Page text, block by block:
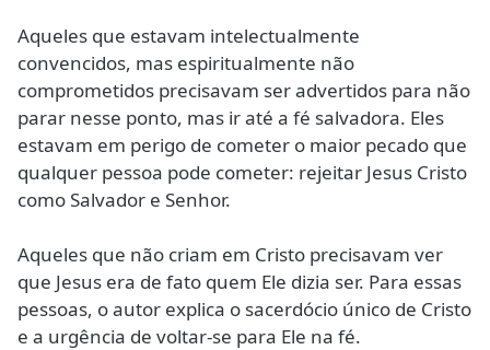
Aqueles que estavam intelectualmente
convencidos, mas espiritualmente não
comprometidos precisavam ser advertidos para não
parar nesse ponto, mas ir até a fé salvadora. Eles
estavam em perigo de cometer o maior pecado que
qualquer pessoa pode cometer: rejeitar Jesus Cristo
como Salvador e Senhor.
Aqueles que não criam em Cristo precisavam ver
que Jesus era de fato quem Ele dizia ser. Para essas
pessoas, o autor explica o sacerdócio único de Cristo
e a urgência de voltar-se para Ele na fé.